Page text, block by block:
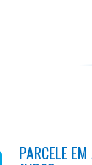
PARCELE